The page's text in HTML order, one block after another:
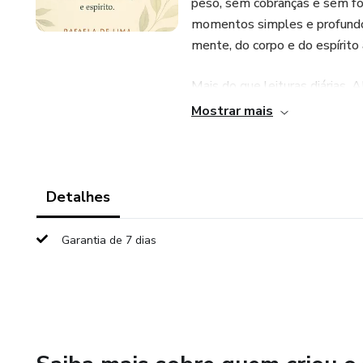
momentos simples e
mente, do corpo e do espírito
Mais do que leituras diárias,
reflexão e descanso
-Precisa reorganizar a vida
Mostrar mais
Detalhes
Garantia de 7 dias